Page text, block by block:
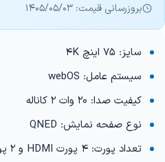
بروزرسانی قیمت: 1405/05/03
سایز: 75 اینچ 4K
سیستم عامل: webOS
کیفیت صدا: 20 وات 2 کاناله
نوع صفحه نمایش: QNED
تعداد پورت: 4 پورت HDMI و 2 پورت USB